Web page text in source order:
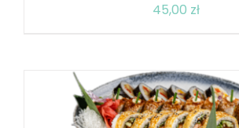
45,00 zł